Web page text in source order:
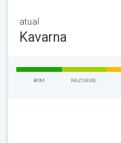
atual
Kavarna
BOM RAZOÁVEL